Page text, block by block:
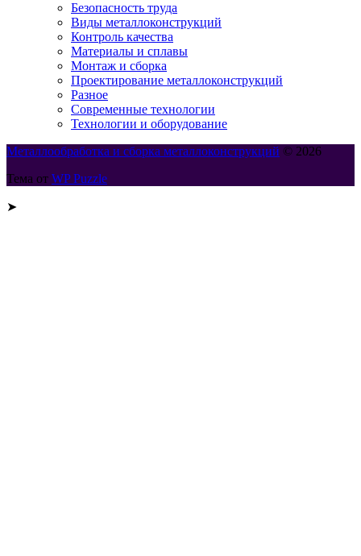
Безопасность труда
Виды металлоконструкций
Контроль качества
Материалы и сплавы
Монтаж и сборка
Проектирование металлоконструкций
Разное
Современные технологии
Технологии и оборудование
Металлообработка и сборка металлоконструкций © 2026
Тема от WP Puzzle
➤